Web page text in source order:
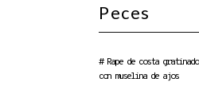
Peces
# Rape de costa gratinado
con muselina de ajos